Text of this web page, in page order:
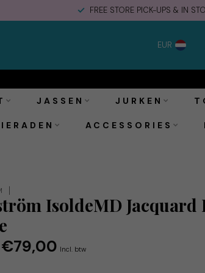
FREE STORE PICK-UPS & IN
EUR
JASSEN JURKEN
ACCESSORIES
IsoldeMD Jacquard
€79,00 Incl. btw